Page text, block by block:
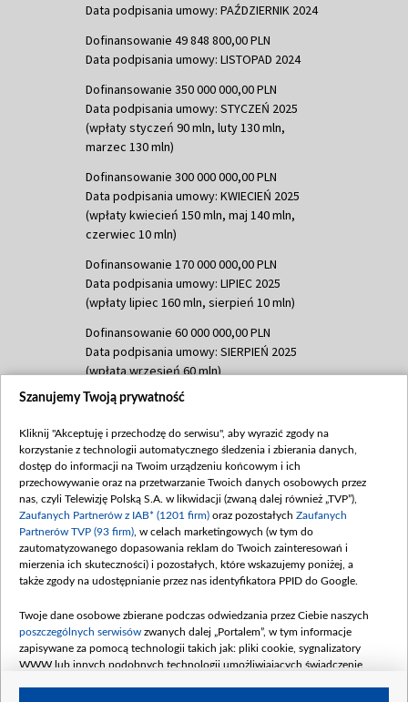
Data podpisania umowy: PAŹDZIERNIK 2024
Dofinansowanie 49 848 800,00 PLN
Data podpisania umowy: LISTOPAD 2024
Dofinansowanie 350 000 000,00 PLN
Data podpisania umowy: STYCZEŃ 2025
(wpłaty styczeń 90 mln, luty 130 mln,
marzec 130 mln)
Dofinansowanie 300 000 000,00 PLN
Data podpisania umowy: KWIECIEŃ 2025
(wpłaty kwiecień 150 mln, maj 140 mln,
czerwiec 10 mln)
Dofinansowanie 170 000 000,00 PLN
Data podpisania umowy: LIPIEC 2025
(wpłaty lipiec 160 mln, sierpień 10 mln)
Dofinansowanie 60 000 000,00 PLN
Data podpisania umowy: SIERPIEŃ 2025
(wpłata wrzesień 60 mln)
Dofinansowanie 635 783 051,21 PLN
(wpłata wrzesień 100 mln, październik 350
mln, listopad 265 mln)
Dofinansowanie 48 862 000,00 PLN
Data podpisania umowy: GRUDZIEŃ 2025
(wpłata grudzień 60,548 mln)
Dofinansowanie 900 000 000,00 PLN
Data podpisania umowy: LUTY 2026 (wpłata
kwiecień 180 mln, 7 maja 180 mln, 8
czerwca 90 mln)
Dofinansowanie 250 000 000,00 PLN
Szanujemy Twoją prywatność
Kliknij "Akceptuję i przechodzę do serwisu", aby wyrazić zgody na
korzystanie z technologii automatycznego śledzenia i zbierania danych,
dostęp do informacji na Twoim urządzeniu końcowym i ich
przechowywanie oraz na przetwarzanie Twoich danych osobowych przez
nas, czyli Telewizję Polską S.A. w likwidacji (zwaną dalej również „TVP”),
Zaufanych Partnerów z IAB* (1201 firm) oraz pozostałych Zaufanych
Partnerów TVP (93 firm) , w celach marketingowych (w tym do
zautomatyzowanego dopasowania reklam do Twoich zainteresowań i
mierzenia ich skuteczności) i pozostałych, które wskazujemy poniżej, a
także zgody na udostępnianie przez nas identyfikatora PPID do Google.
Twoje dane osobowe zbierane podczas odwiedzania przez Ciebie naszych
poszczególnych serwisów zwanych dalej „Portalem”, w tym informacje
zapisywane za pomocą technologii takich jak: pliki cookie, sygnalizatory
WWW lub innych podobnych technologii umożliwiających świadczenie